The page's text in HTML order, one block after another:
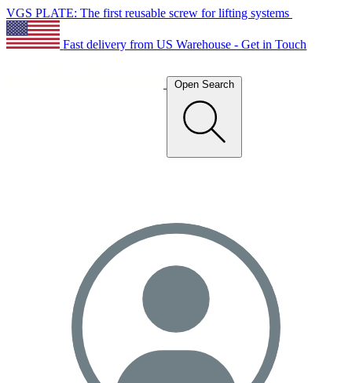
VGS PLATE: The first reusable screw for lifting systems
Fast delivery from US Warehouse - Get in Touch
Open Search